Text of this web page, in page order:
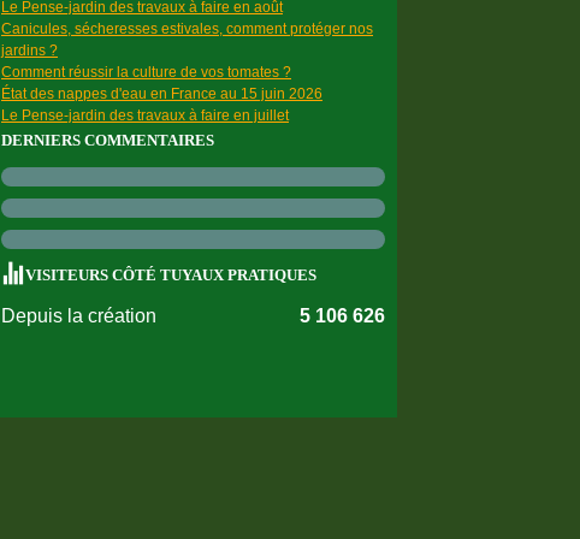
Le Pense-jardin des travaux à faire en août
Canicules, sécheresses estivales, comment protéger nos
jardins ?
Comment réussir la culture de vos tomates ?
État des nappes d'eau en France au 15 juin 2026
Le Pense-jardin des travaux à faire en juillet
DERNIERS COMMENTAIRES
VISITEURS CÔTÉ TUYAUX PRATIQUES
Depuis la création 5 106 626